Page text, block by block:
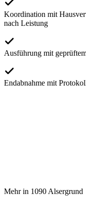
Koordination mit
nach Leistung
Ausführung mit
Endabnahme mit
Mehr in 1090Alsergrund